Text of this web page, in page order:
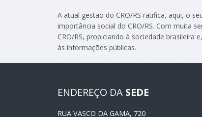
A atual gestão do CRO/RS ratifica, aqui, o
importância social do CRO/RS. Com muita
CRO/RS, propiciando à sociedade
às informações públicas.
ENDEREÇO DA SEDE
RUA VASCO DA GAMA, 720